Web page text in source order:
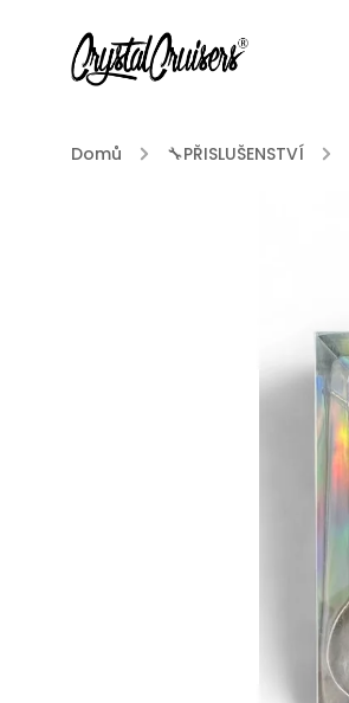
Domů / 🔧PŘISLUŠENSTVÍ /